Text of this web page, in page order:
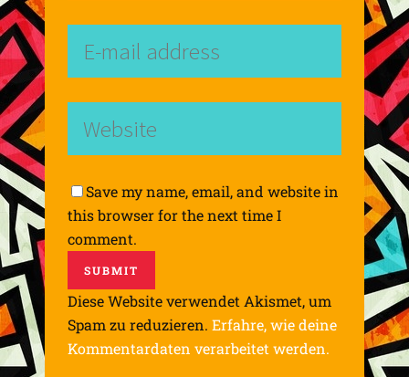
Save my name, email, and website in
this browser for the next time I
comment.
Diese Website verwendet Akismet, um
Spam zu reduzieren. Erfahre, wie deine
Kommentardaten verarbeitet werden.